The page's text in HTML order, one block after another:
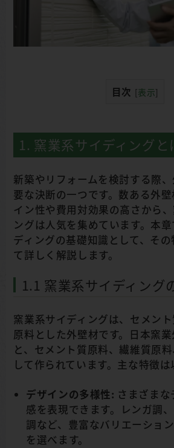
目次 [表示]
1. 窯業系サイディングと
新築やリフォームを検討する際
要な決断の一つです。数ある外
イン性や費用対効果の高さから
ングは人気を集めています。本
ディングの基礎知識として、そ
て詳しく解説します。
1.1 窯業系サイディング
窯業系サイディングは、セメン
原料とした外壁材です。日本窯
と、セメント質原料、繊維質原
して作られています。主な特徴は
デザインの多様性: さまざま
感を表現できます。レンガ調
調など、豊富なバリエーショ
を選べます。